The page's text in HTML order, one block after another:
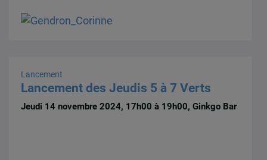
Lancement
Lancement des Jeudis 5 à 7 Verts
Jeudi 14 novembre 2024, 17h00 à 19h00, Ginkgo Bar